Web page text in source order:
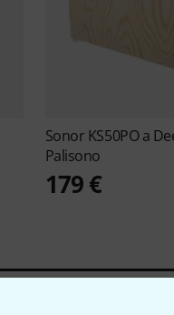
Sonor KS50PO a
Palisono
179 €